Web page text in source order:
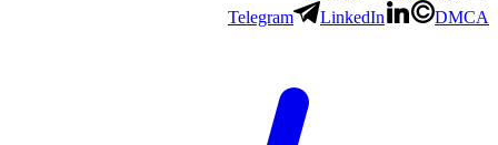
Telegram
LinkedIn